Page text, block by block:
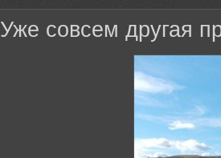
Уже совсем другая